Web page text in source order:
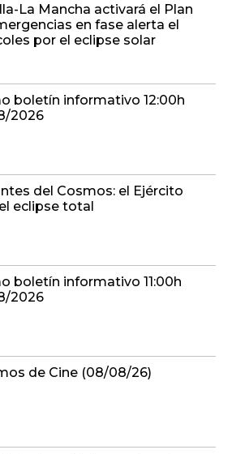
La Mancha activará el Plan
en fase alerta el
por el eclipse solar
boletín informativo 12:00h
2026
del Cosmos: el Ejército
eclipse total
boletín informativo 11:00h
2026
de Cine (08/08/26)